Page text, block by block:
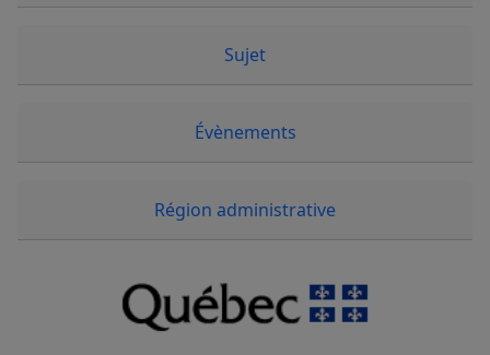
Sujet
Évènements
Région administrative